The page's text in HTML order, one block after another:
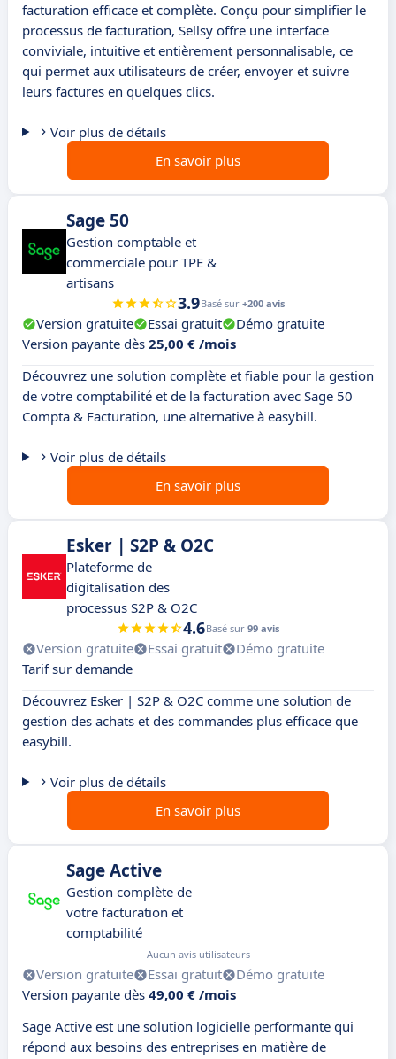
facturation efficace et complète. Conçu pour simplifier le
processus de facturation, Sellsy offre une interface
conviviale, intuitive et entièrement personnalisable, ce
qui permet aux utilisateurs de créer, envoyer et suivre
leurs factures en quelques clics.
Voir plus de détails
En savoir plus
Sage 50
Gestion comptable et
commerciale pour TPE &
artisans
3.9Basé sur +200 avis
Version gratuite Essai gratuit
Démo gratuite
Version payante dès 25,00 € /mois
Découvrez une solution complète et fiable pour la gestion
de votre comptabilité et de la facturation avec Sage 50
Compta & Facturation, une alternative à easybill.
Voir plus de détails
En savoir plus
Esker | S2P & O2C
Plateforme de
digitalisation des
processus S2P & O2C
4.6Basé sur 99 avis
Version gratuite Essai gratuit
Démo gratuite
Tarif sur demande
Découvrez Esker | S2P & O2C comme une solution de
gestion des achats et des commandes plus efficace que
easybill.
Voir plus de détails
En savoir plus
Sage Active
Gestion complète de
votre facturation et
comptabilité
Aucun avis utilisateurs
Version gratuite Essai gratuit
Démo gratuite
Version payante dès 49,00 € /mois
Sage Active est une solution logicielle performante qui
répond aux besoins des entreprises en matière de